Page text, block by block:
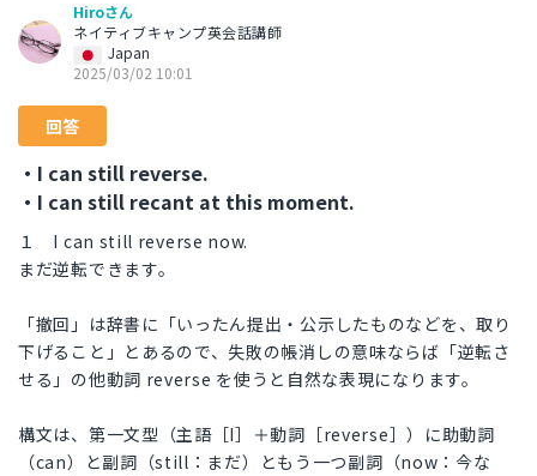
Hiroさん
ネイティブキャンプ英会話講師
Japan
2025/03/02 10:01
回答
・I can still reverse.
・I can still recant at this moment.
１ I can still reverse now.
まだ逆転できます。
「撤回」は辞書に「いったん提出・公示したものなどを、取り
下げること」とあるので、失敗の帳消しの意味ならば「逆転さ
せる」の他動詞 reverse を使うと自然な表現になります。
構文は、第一文型（主語［I］＋動詞［reverse］）に助動詞
（can）と副詞（still：まだ）ともう一つ副詞（now：今な